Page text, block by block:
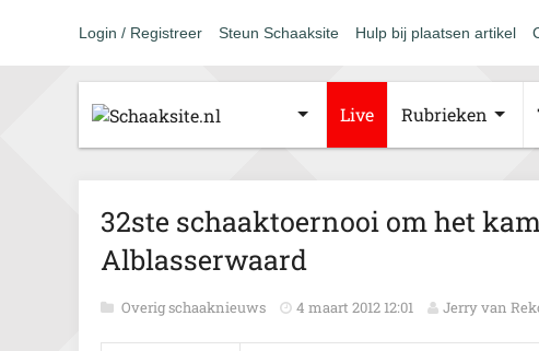
Login / Registreer Steun Schaaksite Hulp bij plaatsen artikel
Live Rubrieken
32ste schaaktoernooi om het
Alblasserwaard
Overig schaaknieuws 4 maart 2012 12:01 Jerry van